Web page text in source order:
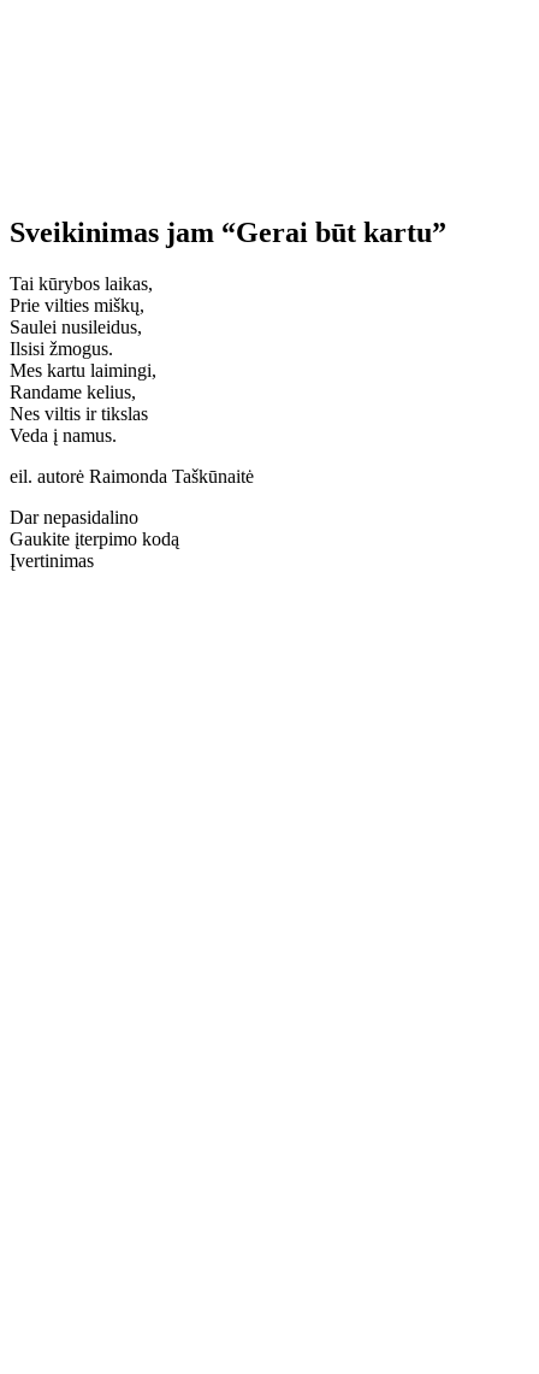
Sveikinimas jam “Gerai būt kartu”
Tai kūrybos laikas,
Prie vilties miškų,
Saulei nusileidus,
Ilsisi žmogus.
Mes kartu laimingi,
Randame kelius,
Nes viltis ir tikslas
Veda į namus.
eil. autorė Raimonda Taškūnaitė
Dar nepasidalino
Gaukite įterpimo kodą
Įvertinimas